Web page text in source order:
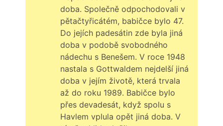
doba. Společně odpochodovali v
pětačtyřicátém, babičce bylo 47.
Do jejích padesátin zde byla jiná
doba v podobě svobodného
nádechu s Benešem. V roce 1948
nastala s Gottwaldem nejdelší jiná
doba v jejím životě, která trvala
až do roku 1989. Babičce bylo
přes devadesát, když spolu s
Havlem vplula opět jiná doba. V